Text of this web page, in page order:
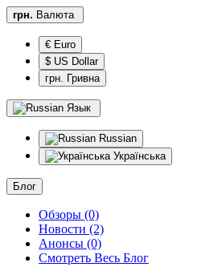
грн. Валюта
€ Euro
$ US Dollar
грн. Гривна
Язык
Russian
Українська
Блог
Обзоры (0)
Новости (2)
Анонсы (0)
Смотреть Весь Блог